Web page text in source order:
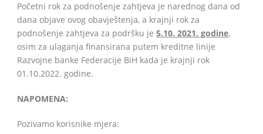
Početni rok za podnošenje zahtjeva je narednog dana od
dana objave ovog obavještenja, a krajnji rok za
podnošenje zahtjeva za podršku je 5.10. 2021. godine,
osim za ulaganja finansirana putem kreditne linije
Razvojne banke Federacije BiH kada je krajnji rok
01.10.2022. godine.
NAPOMENA:
Pozivamo korisnike mjera: